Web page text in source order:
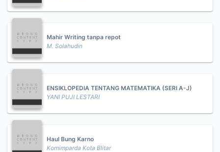
Mahir Writing tanpa repot
M. Solahudin
ENSIKLOPEDIA TENTANG MATEMATIKA (SERI A-J)
YANI PUJI LESTARI
Haul Bung Karno
Komimparda Kota Blitar